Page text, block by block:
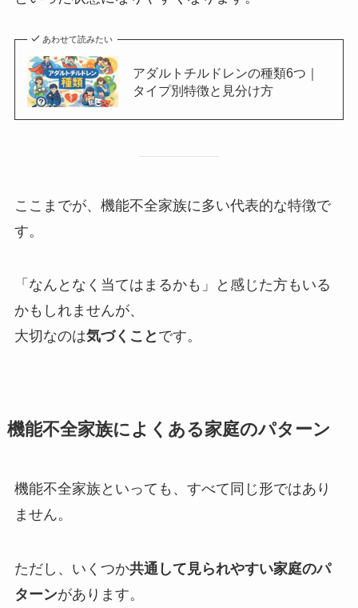
あわせて読みたい
アダルトチルドレンの種類6つ｜
タイプ別特徴と見分け方
ここまでが、機能不全家族に多い代表的な特徴で
す。
「なんとなく当てはまるかも」と感じた方もいる
かもしれませんが、
大切なのは気づくこと です。
機能不全家族によくある家庭のパターン
機能不全家族といっても、すべて同じ形ではあり
ません。
ただし、いくつか共通して見られやすい家庭のパ
ターンがあります。